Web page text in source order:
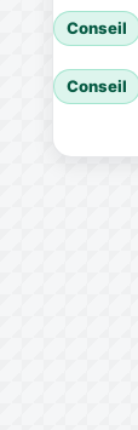
Conseil
Conseil